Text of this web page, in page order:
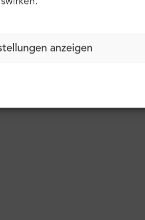
anzeigen